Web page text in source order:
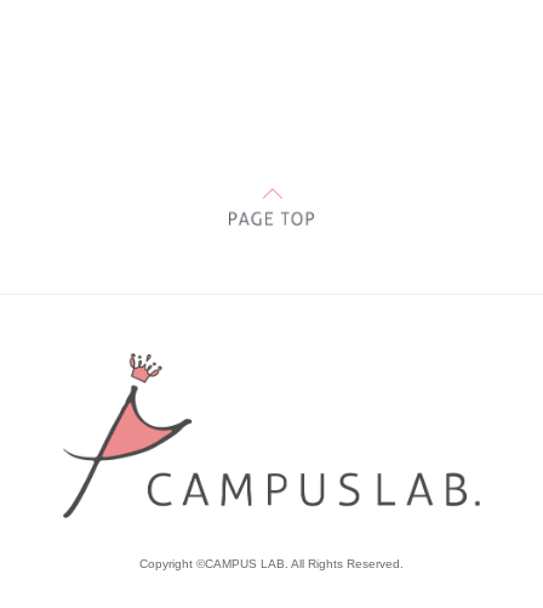
Copyright ©CAMPUS LAB. All Rights Reserved.